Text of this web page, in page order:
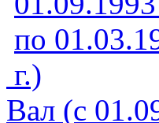
Вал (с